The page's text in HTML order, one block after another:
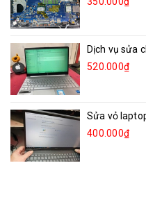
Dịch vụ sửa
520.000₫
Sửa vỏ
400.000₫